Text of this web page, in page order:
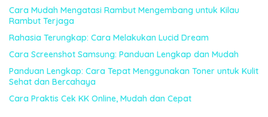
Cara Mudah Mengatasi Rambut Mengembang untuk Kilau
Rambut Terjaga
Rahasia Terungkap: Cara Melakukan Lucid Dream
Cara Screenshot Samsung: Panduan Lengkap dan Mudah
Panduan Lengkap: Cara Tepat Menggunakan Toner untuk Kulit
Sehat dan Bercahaya
Cara Praktis Cek KK Online, Mudah dan Cepat